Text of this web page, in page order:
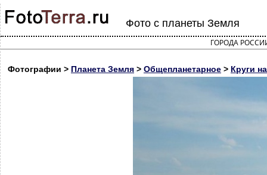
Фото с планеты Земля
ГОРОДА
Фотографии > Планета Земля > Общепланетарное > Круги